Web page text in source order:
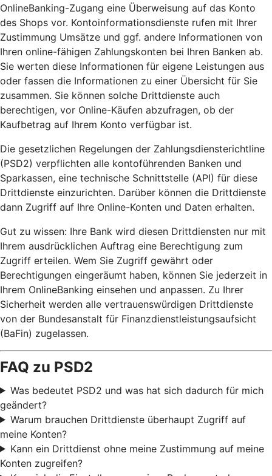
OnlineBanking-Zugang eine Überweisung auf das Konto
des Shops vor. Kontoinformationsdienste rufen mit Ihrer
Zustimmung Umsätze und ggf. andere Informationen von
Ihren online-fähigen Zahlungskonten bei Ihren Banken ab.
Sie werten diese Informationen für eigene Leistungen aus
oder fassen die Informationen zu einer Übersicht für Sie
zusammen. Sie können solche Drittdienste auch
berechtigen, vor Online-Käufen abzufragen, ob der
Kaufbetrag auf Ihrem Konto verfügbar ist.
Die gesetzlichen Regelungen der Zahlungsdiensterichtline
(PSD2) verpflichten alle kontoführenden Banken und
Sparkassen, eine technische Schnittstelle (API) für diese
Drittdienste einzurichten. Darüber können die Drittdienste
dann Zugriff auf Ihre Online-Konten und Daten erhalten.
Gut zu wissen: Ihre Bank wird diesen Drittdiensten nur mit
Ihrem ausdrücklichen Auftrag eine Berechtigung zum
Zugriff erteilen. Wem Sie Zugriff gewährt oder
Berechtigungen eingeräumt haben, können Sie jederzeit in
Ihrem OnlineBanking einsehen und anpassen. Zu Ihrer
Sicherheit werden alle vertrauenswürdigen Drittdienste
von der Bundesanstalt für Finanzdienstleistungsaufsicht
(BaFin) zugelassen.
FAQ zu PSD2
Was bedeutet PSD2 und was hat sich dadurch für mich
geändert?
Warum brauchen Drittdienste überhaupt Zugriff auf
meine Konten?
Kann ein Drittdienst ohne meine Zustimmung auf meine
Konten zugreifen?